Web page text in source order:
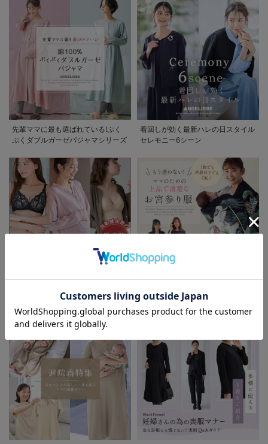
先輩ママに最も選ばれている!ぷく
ぷくダブルガーゼパジャマシリーズ
着回しが効く最新ハレの日スタイル
セレモニー6シーン
清楚なお宮参り服
お気に入り商品を確認する